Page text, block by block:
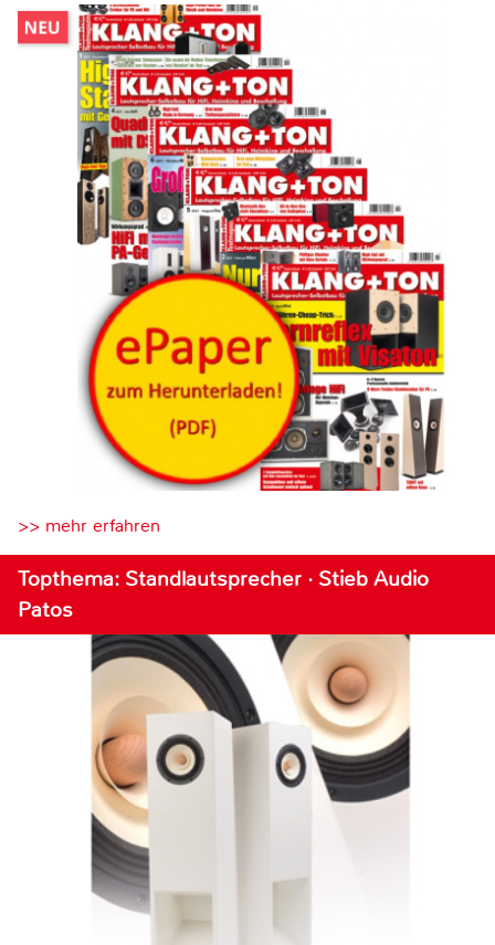
>> mehr erfahren
Topthema: Standlautsprecher · Stieb Audio
Patos